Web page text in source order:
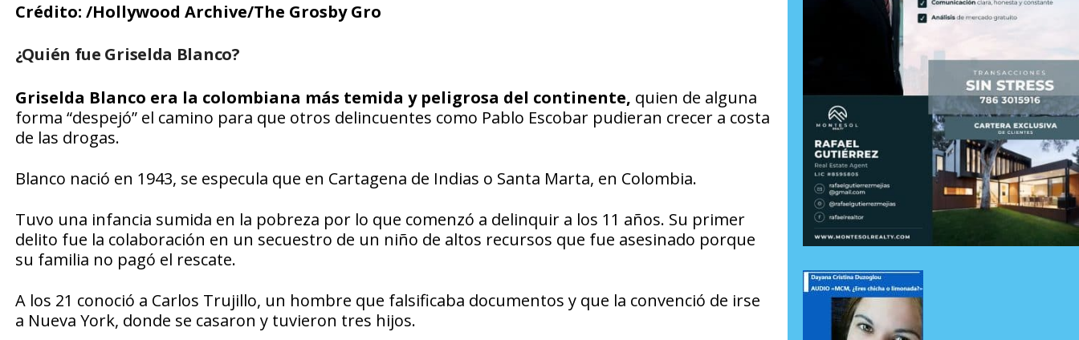
Crédito: /Hollywood Archive/The Grosby Gro
¿Quién fue Griselda Blanco?
Griselda Blanco era la colombiana más temida y peligrosa del continente, quien de alguna
forma “despejó” el camino para que otros delincuentes como Pablo Escobar pudieran crecer a costa
de las drogas.
Blanco nació en 1943, se especula que en Cartagena de Indias o Santa Marta, en Colombia.
Tuvo una infancia sumida en la pobreza por lo que comenzó a delinquir a los 11 años. Su primer
delito fue la colaboración en un secuestro de un niño de altos recursos que fue asesinado porque
su familia no pagó el rescate.
A los 21 conoció a Carlos Trujillo, un hombre que falsificaba documentos y que la convenció de irse
a Nueva York, donde se casaron y tuvieron tres hijos.